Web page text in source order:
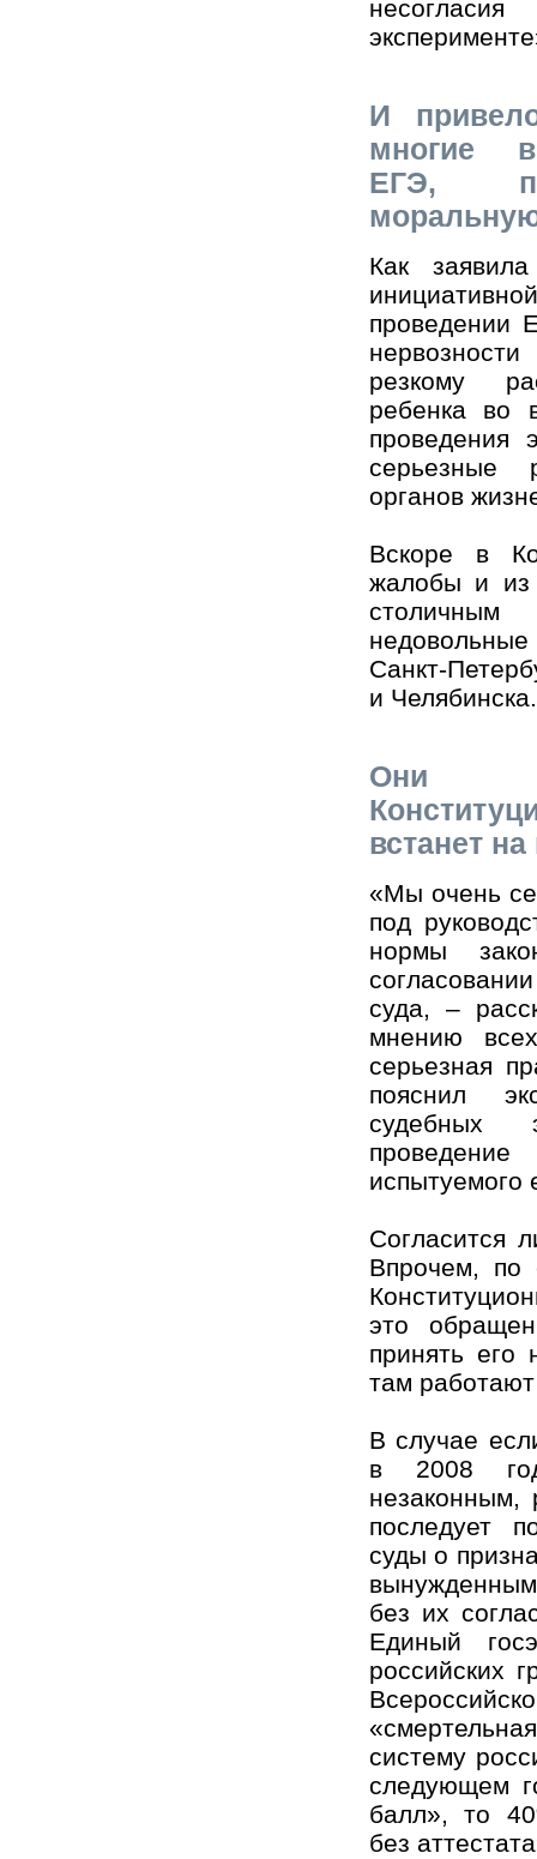
И
многие
ЕГЭ,
Как
проведении
резкому
ребенка во
проведения
серьезные
органов
Вскоре в
жалобы и из
Санкт-
и Челябинска.
Они
встанет
«Мы очень
под
нормы
суда, –
мнению
серьезная
пояснил
судебных
проведение
испытуемого
Согласится
Впрочем, по
это
принять его
там
В случае
в 2008
незаконным,
последует
суды о
без их
Единый
российских
систему
следующем
балл», то
без